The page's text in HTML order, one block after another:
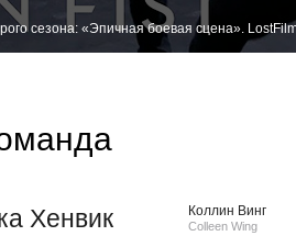
сезона: «Эпичная боевая сцена».
Хенвик Коллин Винг
Colleen Wing